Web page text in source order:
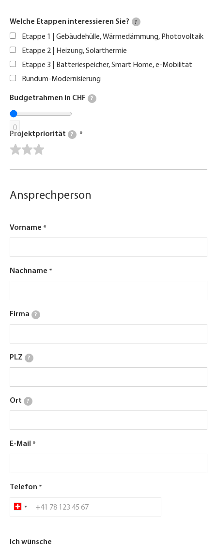
Welche Etappen interessieren Sie? ?
Etappe 1 | Gebäudehülle, Wärmedämmung, Photovoltaik
Etappe 2 | Heizung, Solarthermie
Etappe 3 | Batteriespeicher, Smart Home, e-Mobilität
Rundum-Modernisierung
Budgetrahmen in CHF ?
0
Projektpriorität ?
Ansprechperson
Vorname
Nachname
Firma ?
PLZ ?
Ort ?
E-Mail
Telefon
Ich wünsche